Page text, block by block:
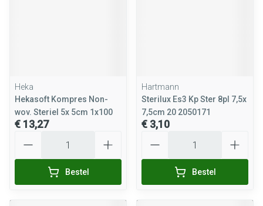
Heka
Hekasoft Kompres Non-
wov. Steriel 5x 5cm 1x100
€ 13,27
Bestel
Hartmann
Sterilux Es3 Kp Ster 8pl 7,5x
7,5cm 20 2050171
€ 3,10
Bestel